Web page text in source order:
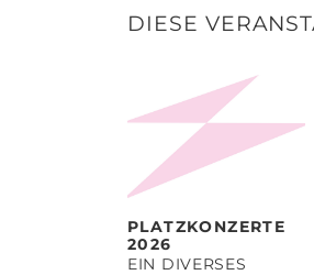
DIESE
PLATZKONZERTE
2026
EIN DIVERSES